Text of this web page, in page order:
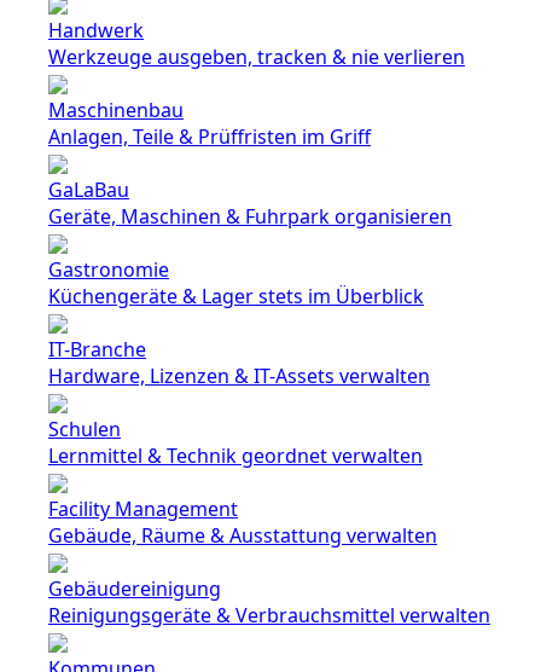
Handwerk
Werkzeuge ausgeben, tracken & nie verlieren
Maschinenbau
Anlagen, Teile & Prüffristen im Griff
GaLaBau
Geräte, Maschinen & Fuhrpark organisieren
Gastronomie
Küchengeräte & Lager stets im Überblick
IT-Branche
Hardware, Lizenzen & IT-Assets verwalten
Schulen
Lernmittel & Technik geordnet verwalten
Facility Management
Gebäude, Räume & Ausstattung verwalten
Gebäudereinigung
Reinigungsgeräte & Verbrauchsmittel verwalten